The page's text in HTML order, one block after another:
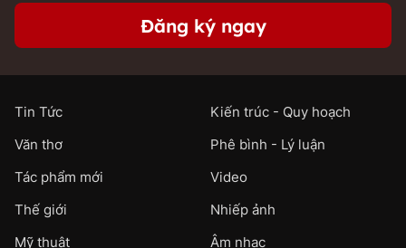
Đăng ký ngay
Tin Tức
Kiến trúc - Quy hoạch
Văn thơ
Phê bình - Lý luận
Tác phẩm mới
Video
Thế giới
Nhiếp ảnh
Mỹ thuật
Âm nhạc